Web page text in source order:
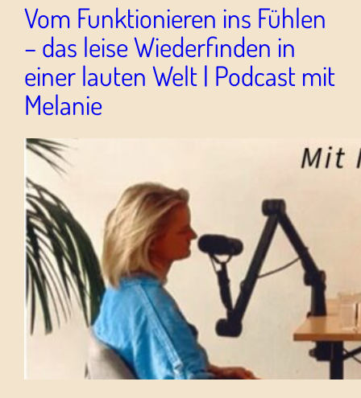
Vom Funktionieren ins Fühlen
– das leise Wiederfinden in
einer lauten Welt | Podcast mit
Melanie